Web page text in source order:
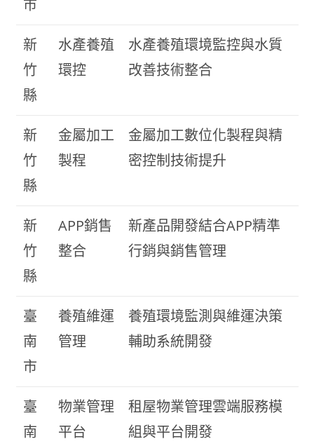
市
新
竹
縣
水產養殖
環控
水產養殖環境監控與水質
改善技術整合
新
竹
縣
金屬加工
製程
金屬加工數位化製程與精
密控制技術提升
新
竹
縣
APP銷售
整合
新產品開發結合APP精準
行銷與銷售管理
臺
南
市
養殖維運
管理
養殖環境監測與維運決策
輔助系統開發
臺
南
物業管理
平台
租屋物業管理雲端服務模
組與平台開發